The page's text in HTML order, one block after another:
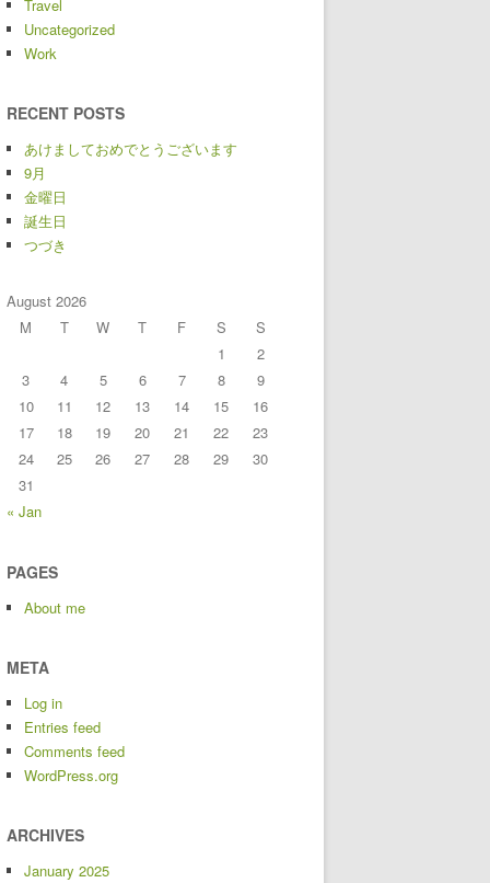
Travel
Uncategorized
Work
RECENT POSTS
あけましておめでとうございます
9月
金曜日
誕生日
つづき
August 2026
M
T W T F S
S
1
2
3
4 5 6 7 8
9
10
11 12 13 14 15
16
17
18 19 20 21 22
23
24
25 26 27 28 29
30
31
« Jan
PAGES
About me
META
Log in
Entries feed
Comments feed
WordPress.org
ARCHIVES
January 2025